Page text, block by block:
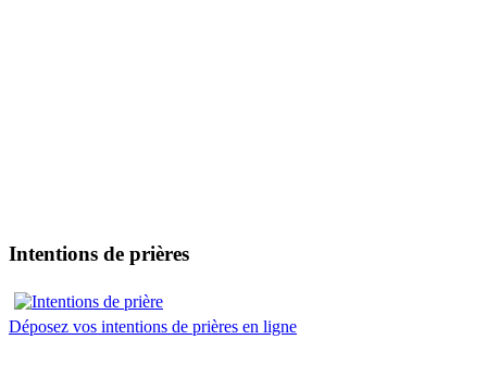
Intentions de prières
Déposez vos intentions de prières en ligne